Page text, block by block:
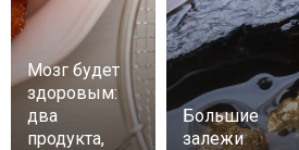
Мозг будет
здоровым:
два
продукта,
Большие
залежи